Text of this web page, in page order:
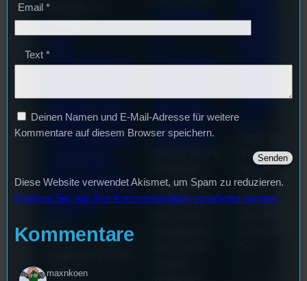
Sao-Mai Sol
Nguyen
44.
Stummfil
2026: Ein
Interview
Festivalle
iterin
Stummfilmwoche in
älteste
Techn
o
Kollekt
Regen
sburg
entstanden?
Und wie sieht
Erste
Beerpo
ngturni
er
am 7.Juli 2026
Stufu
Email *
Text *
Deinen Namen und E-Mail-Adresse für weitere
Kommentare auf diesem Browser speichern.
Diese Website verwendet Akismet, um Spam zu reduzieren.
Erfahren Sie, wie Ihre Kommentardaten verarbeitet werden.
Kommentare
maxnkoen